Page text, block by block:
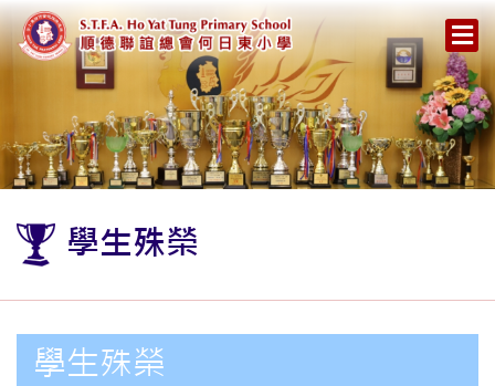
學生殊榮
學生殊榮